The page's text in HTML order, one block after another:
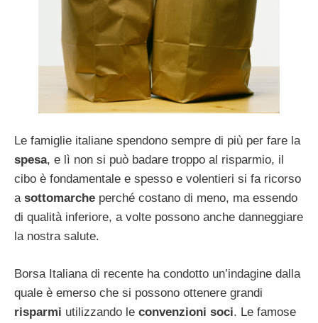
Le famiglie italiane spendono sempre di più per fare la
spesa, e lì non si può badare troppo al risparmio, il
cibo è fondamentale e spesso e volentieri si fa ricorso
a sottomarche perché costano di meno, ma essendo
di qualità inferiore, a volte possono anche danneggiare
la nostra salute.
Borsa Italiana di recente ha condotto un’indagine dalla
quale è emerso che si possono ottenere grandi
risparmi utilizzando le convenzioni soci. Le famose